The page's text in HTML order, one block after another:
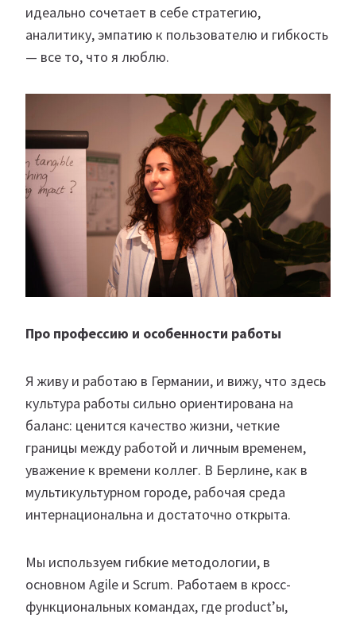
идеально сочетает в себе стратегию,
аналитику, эмпатию к пользователю и гибкость
— все то, что я люблю.
Про профессию и особенности работы
Я живу и работаю в Германии, и вижу, что здесь
культура работы сильно ориентирована на
баланс: ценится качество жизни, четкие
границы между работой и личным временем,
уважение к времени коллег. В Берлине, как в
мультикультурном городе, рабочая среда
интернациональна и достаточно открыта.
Мы используем гибкие методологии, в
основном Agile и Scrum. Работаем в кросс-
функциональных командах, где product’ы,